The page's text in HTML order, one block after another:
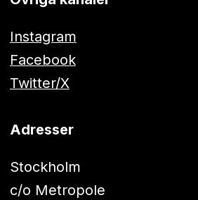
Instagram
Facebook
Twitter/X
Adresser
Stockholm
c/o Metropole